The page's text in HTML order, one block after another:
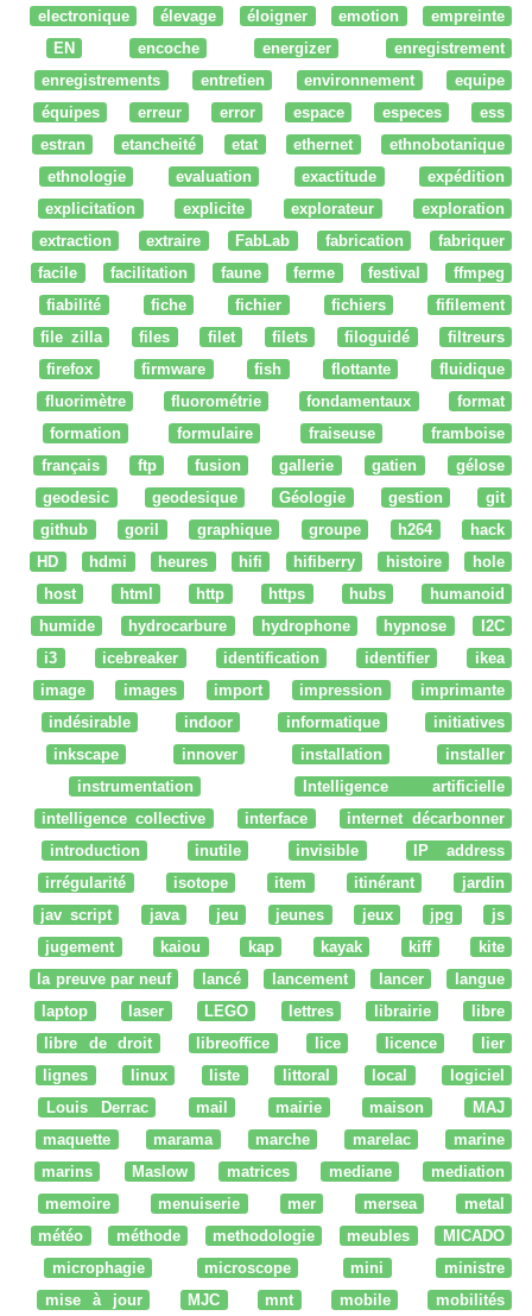
electronique élevage éloigner emotion
empreinte
EN
encoche energizer
enregistrement
enregistrements
entretien environnement
equipe
équipes
erreur error espace especes
ess
estran
etancheité etat ethernet
ethnobotanique
ethnologie
evaluation exactitude
expédition
explicitation
explicite explorateur
exploration
extraction
extraire FabLab fabrication
fabriquer
facile
facilitation faune ferme festival
ffmpeg
fiabilité
fiche fichier fichiers
fifilement
file zilla
files filet filets filoguidé
filtreurs
firefox
firmware fish flottante
fluidique
fluorimètre
fluorométrie fondamentaux
format
formation
formulaire fraiseuse
framboise
français
ftp fusion gallerie gatien
gélose
geodesic
geodesique Géologie gestion
git
github
goril graphique groupe h264
hack
HD
hdmi heures hifi hifiberry histoire
hole
host
html http https hubs
humanoid
humide
hydrocarbure hydrophone hypnose
I2C
i3
icebreaker identification identifier
ikea
image
images import impression
imprimante
indésirable
indoor informatique
initiatives
inkscape
innover installation
installer
instrumentation
Intelligence artificielle
intelligence collective
interface
internet décarbonner
introduction
inutile invisible
IP address
irrégularité
isotope item itinérant
jardin
jav script
java jeu jeunes jeux jpg
js
jugement
kaiou kap kayak kiff
kite
la preuve par neuf
lancé lancement lancer
langue
laptop
laser LEGO lettres librairie
libre
libre de droit
libreoffice lice licence
lier
lignes
linux liste littoral local
logiciel
Louis Derrac
mail mairie maison
MAJ
maquette
marama marche marelac
marine
marins
Maslow matrices mediane
mediation
memoire
menuiserie mer mersea
metal
météo
méthode methodologie meubles
MICADO
microphagie
microscope mini
ministre
mise à jour
MJC mnt mobile
mobilités